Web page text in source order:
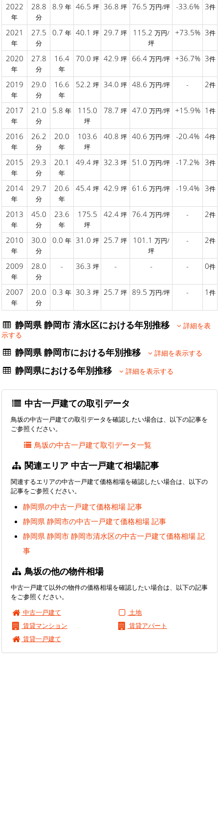
2022
年
28.8
分
8.9 年 46.5 坪 36.8 坪 76.5 万円/坪 -33.6% 3件
2021
年
27.5
分
0.7 年 40.1 坪 29.7 坪 115.2 万円/
坪
+73.5% 3件
2020
年
27.8
分
16.4
年
70.0 坪 42.9 坪 66.4 万円/坪 +36.7% 3件
2019
年
29.0
分
16.6
年
52.2 坪 34.0 坪 48.6 万円/坪 - 2件
2017
年
21.0
分
5.8 年 115.0
坪
78.7 坪 47.0 万円/坪 +15.9% 1 件
2016
年
26.2
分
20.0
年
103.6
坪
40.8 坪 40.6 万円/坪 -20.4% 4件
2015
年
29.3
分
20.1
年
49.4 坪 32.3 坪 51.0 万円/坪 -17.2% 3件
2014
年
29.7
分
20.6
年
45.4 坪 42.9 坪 61.6 万円/坪 -19.4% 3件
2013
年
45.0
分
23.6
年
175.5
坪
42.4 坪 76.4 万円/坪 - 2件
2010
年
30.0
分
0.0 年 31.0 坪 25.7 坪 101.1 万円/
坪
- 2件
2009
年
28.0
分
- 36.3 坪 - - - 0件
2007
年
20.0
分
0.3 年 30.3 坪 25.7 坪 89.5 万円/坪 - 1 件
静岡県 静岡市 清水区における年別推移
詳細を表
示する
静岡県 静岡市における年別推移 詳細を表示する
静岡県における年別推移 詳細を表示する
中古一戸建ての取引データ
鳥坂の中古一戸建ての取引データを確認したい場合は、以下の記事を
ご参照ください。
鳥坂の中古一戸建て取引データ一覧
関連エリア 中古一戸建て相場記事
関連するエリアの中古一戸建て価格相場を確認したい場合は、以下の
記事をご参照ください。
静岡県の中古一戸建て価格相場 記事
静岡県 静岡市の中古一戸建て価格相場 記事
静岡県 静岡市 静岡市清水区の中古一戸建て価格相場 記
事
鳥坂の他の物件相場
中古一戸建て以外の物件の価格相場を確認したい場合は、以下の記事
をご参照ください。
中古一戸建て
土地
賃貸マンション
賃貸アパート
賃貸一戸建て